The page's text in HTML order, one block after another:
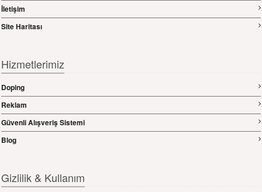
İletişim
Site Haritası
Hizmetlerimiz
Doping
Reklam
Güvenli Alışveriş Sistemi
Blog
Gizlilik & Kullanım